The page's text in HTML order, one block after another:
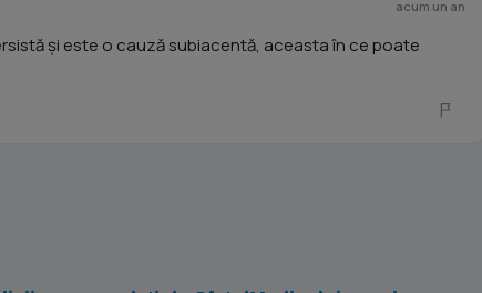
acum un an
și este o cauză subiacentă, aceasta în ce poate